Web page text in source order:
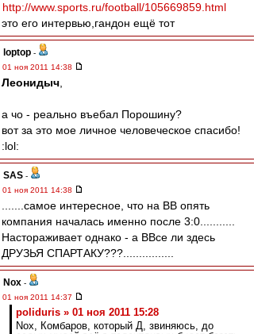
http://www.sports.ru/football/105669859.html
это его интервью,гандон ещё тот
loptop -
01 ноя 2011 14:38
Леонидыч
а чо - реально въебал Порошину?
вот за это мое личное человеческое спасибо!
:lol:
SAS -
01 ноя 2011 14:38
.......самое интересное, что на ВВ опять
компания началась именно после 3:0...........
Настораживает однако - а ВВсе ли здесь
ДРУЗЬЯ СПАРТАКУ???................
Nox -
01 ноя 2011 14:37
poliduris » 01 ноя 2011 15:28
Nox, Комбаров, который Д, звиняюсь, до